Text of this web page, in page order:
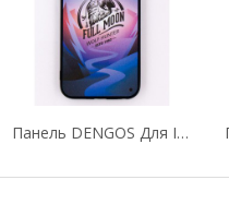
Панель DENGOS Для IPhone 7 "Full Moon"